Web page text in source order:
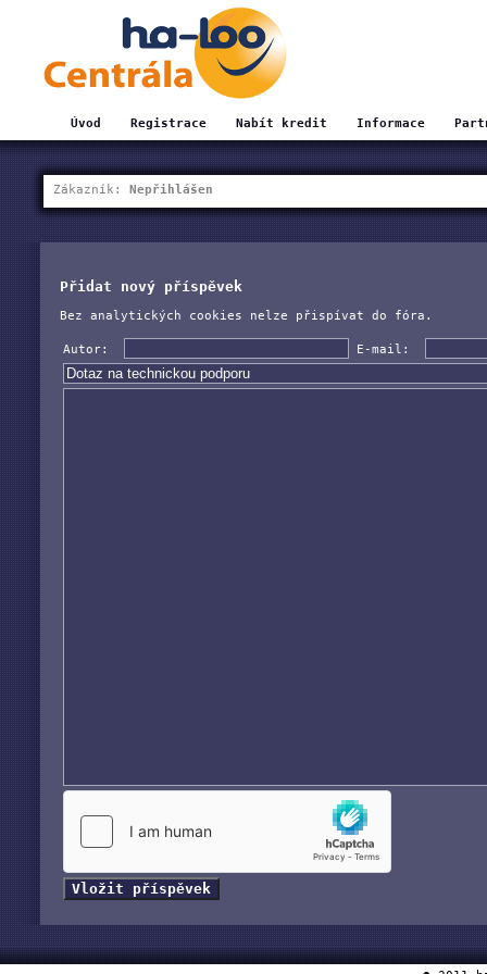
Úvod Registrace Nabít kredit Informace
Zákazník: Nepřihlášen
Přidat nový příspěvek
Bez analytických cookies nelze přispívat do fóra.
Autor: E-mail: